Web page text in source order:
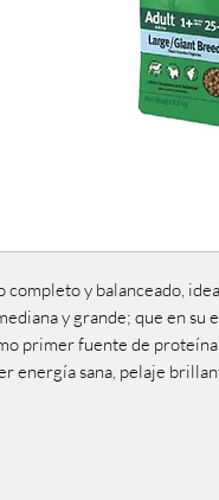
completo y balanceado,
y grande; que en su
primer fuente de
energía sana, pelaje